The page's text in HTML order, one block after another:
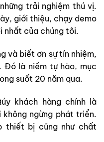
trải nghiệm thú vị.
giới thiệu, chạy demo
nhất của chúng tôi.
và biết ơn sự tín nhiệm,
Đó là niềm tự hào, mục
suốt 20 năm qua.
khách hàng chính là
ngừng phát triển.
thiết bị cũng như chất